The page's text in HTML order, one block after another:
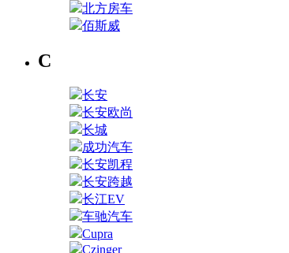
北方房车
佰斯威
C
长安
长安欧尚
长城
成功汽车
长安凯程
长安跨越
长江EV
车驰汽车
Cupra
Czinger